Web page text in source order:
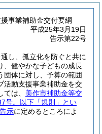
事業補助金交付要綱
平成25年3月19日
告示第22号
し、孤立化を防ぐと共に
、健やかな子どもの成長
団体に対し、予算の範囲
活動支援事業補助金を交
は、 美作市補助金等交
号。以下「規則」とい
示に定めるところによ